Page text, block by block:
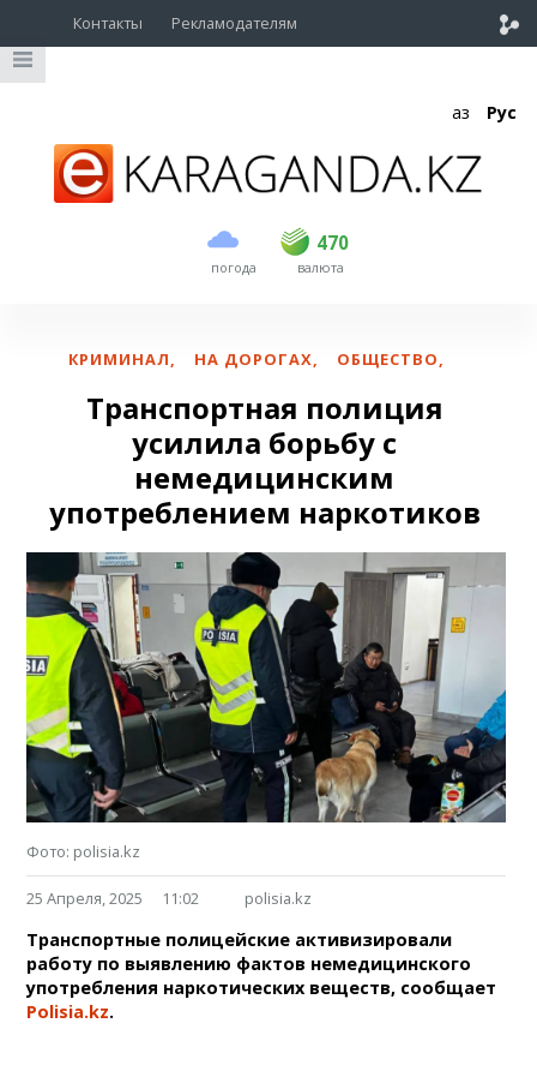
Контакты Рекламодателям
Қаз Рус
погода
470
USD 469 470
EUR валюта
КРИМИНАЛ, НА ДОРОГАХ, ОБЩЕСТВО,
Транспортная полиция
усилила борьбу с
немедицинским
употреблением наркотиков
Фото: polisia.kz
25 Апреля, 2025 11:02 polisia.kz
Транспортные полицейские активизировали
работу по выявлению фактов немедицинского
употребления наркотических веществ, сообщает
Polisia.kz.